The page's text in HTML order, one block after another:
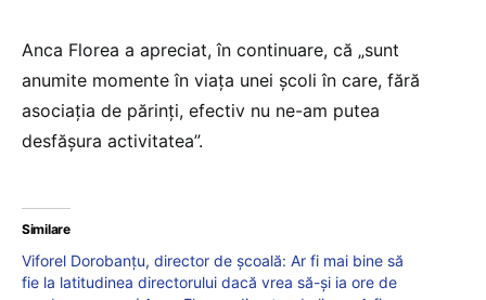
Anca Florea a apreciat, în continuare, că „sunt
anumite momente în viața unei școli în care, fără
asociația de părinți, efectiv nu ne-am putea
desfășura activitatea”.
Similare
Viforel Dorobanțu, director de școală: Ar fi mai bine să
fie la latitudinea directorului dacă vrea să-și ia ore de